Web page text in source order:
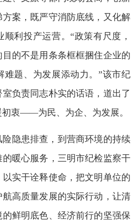
案，既严守消防底线，又化解
利投产运营。“政策有尺度，
的不是用条条框框捆住企业的
难题、为发展添动力。”该市纪
负责同志朴实的话语，道出了
初衷——为民、为企、为发展。
险隐患排查，到营商环境的持续
暖心服务，三明市纪检监察干
实干诠释使命，把文明单位的
高质量发展的实际行动，让清
鲜明底色、经济前行的坚强保